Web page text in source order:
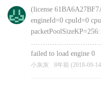
(license
engineId=0 cpuId=0
failed to load engine 0
小灰灰 8年前 (2018-09-